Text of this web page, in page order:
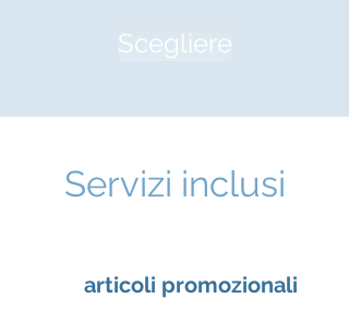
Scegliere
Servizi inclusi
articoli promozionali